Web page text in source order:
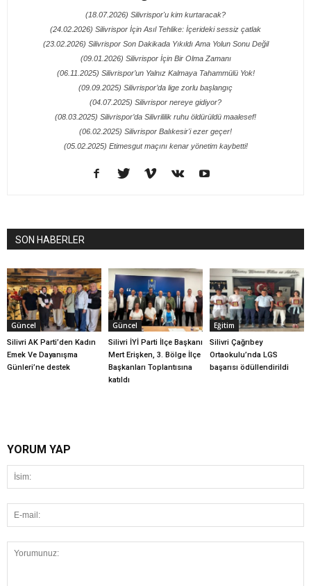
(18.07.2026) Silivrispor'u kim kurtaracak?
(24.02.2026) Silivrispor İçin Asıl Tehlike: İçerideki sessiz çatlak
(23.02.2026) Silivrispor Son Dakikada Yıkıldı Ama Yolun Sonu Değil
(09.01.2026) Silivrispor İçin Bir Olma Zamanı
(06.11.2025) Silivrispor’un Yalnız Kalmaya Tahammülü Yok!
(09.09.2025) Silivrispor’da lige zorlu başlangıç
(04.07.2025) Silivrispor nereye gidiyor?
(08.03.2025) Silivrispor’da Silivrililik ruhu öldürüldü maalesef!
(06.02.2025) Silivrispor Balıkesir'i ezer geçer!
(05.02.2025) Etimesgut maçını kenar yönetim kaybetti!
SON HABERLER
Güncel
Silivri AK Parti’den Kadın
Emek Ve Dayanışma
Günleri’ne destek
Güncel
Silivri İYİ Parti İlçe Başkanı
Mert Erişken, 3. Bölge İlçe
Başkanları Toplantısına
katıldı
Eğitim
Silivri Çağrıbey
Ortaokulu’nda LGS
başarısı ödüllendirildi
YORUM YAP